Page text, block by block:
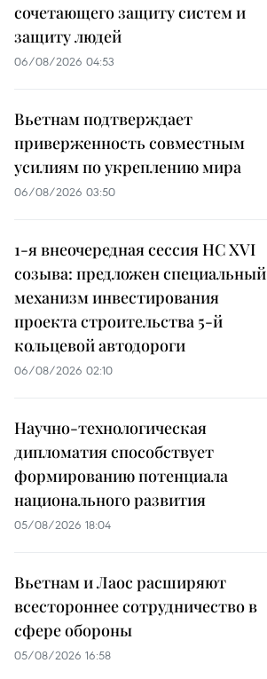
сочетающего защиту систем и
защиту людей
06/08/2026 04:53
Вьетнам подтверждает
приверженность совместным
усилиям по укреплению мира
06/08/2026 03:50
1-я внеочередная сессия НС XVI
созыва: предложен специальный
механизм инвестирования
проекта строительства 5-й
кольцевой автодороги
06/08/2026 02:10
Научно-технологическая
дипломатия способствует
формированию потенциала
национального развития
05/08/2026 18:04
Вьетнам и Лаос расширяют
всестороннее сотрудничество в
сфере обороны
05/08/2026 16:58